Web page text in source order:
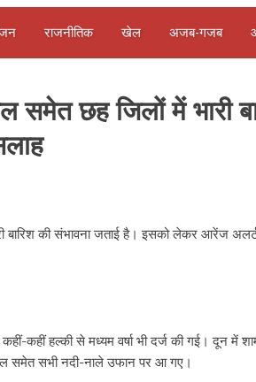
राजनीतिक खेल अजब-गजब
समेत छह जिलों में भारी
की संभावना जताई है। इसको लेकर आरेंज अलर्ट
कहीं हल्की से मध्यम वर्षा भी दर्ज की गई। दून में
समेत सभी नदी-नाले उफान पर आ गए।